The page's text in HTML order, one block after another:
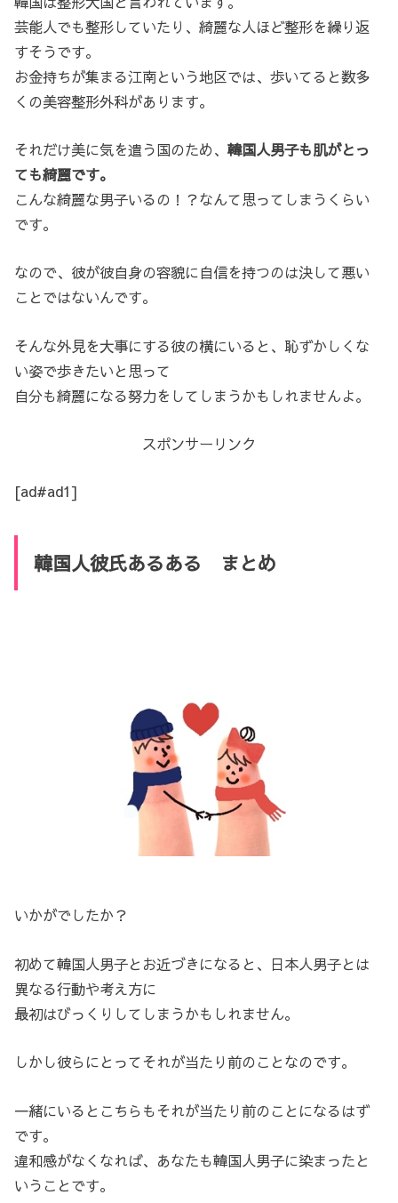
芸能人でも整形していたり、綺麗な人ほど整形を繰り返
すそうです。
お金持ちが集まる江南という地区では、歩いてると数多
くの美容整形外科があります。
それだけ美に気を遣う国のため、韓国人男子も肌がとっ
ても綺麗です。
こんな綺麗な男子いるの！？なんて思ってしまうくらい
です。
なので、彼が彼自身の容貌に自信を持つのは決して悪い
ことではないんです。
そんな外見を大事にする彼の横にいると、恥ずかしくな
い姿で歩きたいと思って
自分も綺麗になる努力をしてしまうかもしれませんよ。
スポンサーリンク
[ad#ad1]
韓国人彼氏あるある まとめ
いかがでしたか？
初めて韓国人男子とお近づきになると、日本人男子とは
異なる行動や考え方に
最初はびっくりしてしまうかもしれません。
しかし彼らにとってそれが当たり前のことなのです。
一緒にいるとこちらもそれが当たり前のことになるはず
です。
違和感がなくなれば、あなたも韓国人男子に染まったと
いうことです。